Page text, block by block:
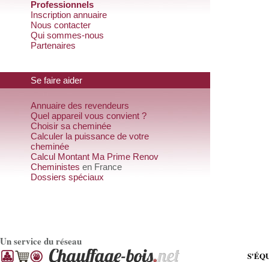
Professionnels
Inscription annuaire
Nous contacter
Qui sommes-nous
Partenaires
Se faire aider
Annuaire des revendeurs
Quel appareil vous convient ?
Choisir sa cheminée
Calculer la puissance de votre
cheminée
Calcul Montant Ma Prime Renov
Cheministes en France
Dossiers spéciaux
Un service du réseau